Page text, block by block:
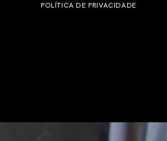
POLÍTICA DE PRIVACIDADE